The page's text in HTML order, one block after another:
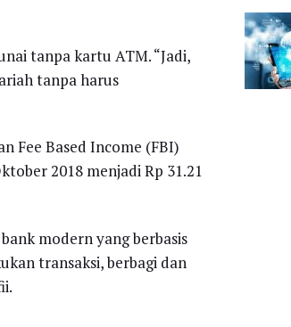
tanpa kartu ATM. “Jadi,
tanpa harus
Fee Based Income (FBI)
2018 menjadi Rp 31.21
modern yang berbasis
transaksi, berbagi dan